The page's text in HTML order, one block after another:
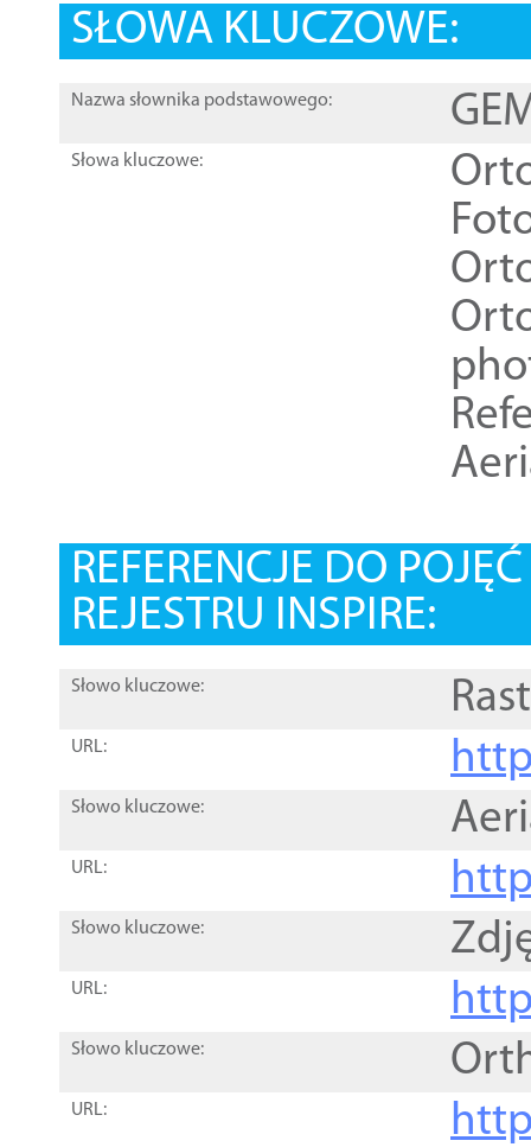
SŁOWA KLUCZOWE:
Nazwa słownika podstawowego:
Słowa kluczowe:
REFERENCJE DO
REJESTRU INSPIRE:
Słowo kluczowe:
URL:
Słowo kluczowe:
URL:
Słowo kluczowe:
URL:
Słowo kluczowe:
URL: